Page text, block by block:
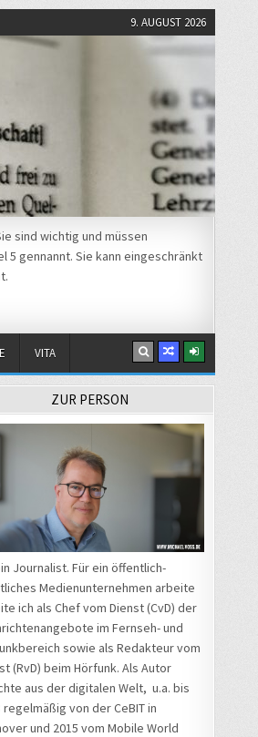
9. AUGUST 2026
sind wichtig und müssen
gennannt. Sie kann eingeschränkt
VITA
ZUR PERSON
Journalist. Für ein öffentlich-
Medienunternehmen arbeite
ich als Chef vom Dienst (CvD) der
im Fernseh- und
sowie als Redakteur vom
(RvD) beim Hörfunk. Als Autor
aus der digitalen Welt, u.a. bis
regelmäßig von der CeBIT in
und 2015 vom Mobile World